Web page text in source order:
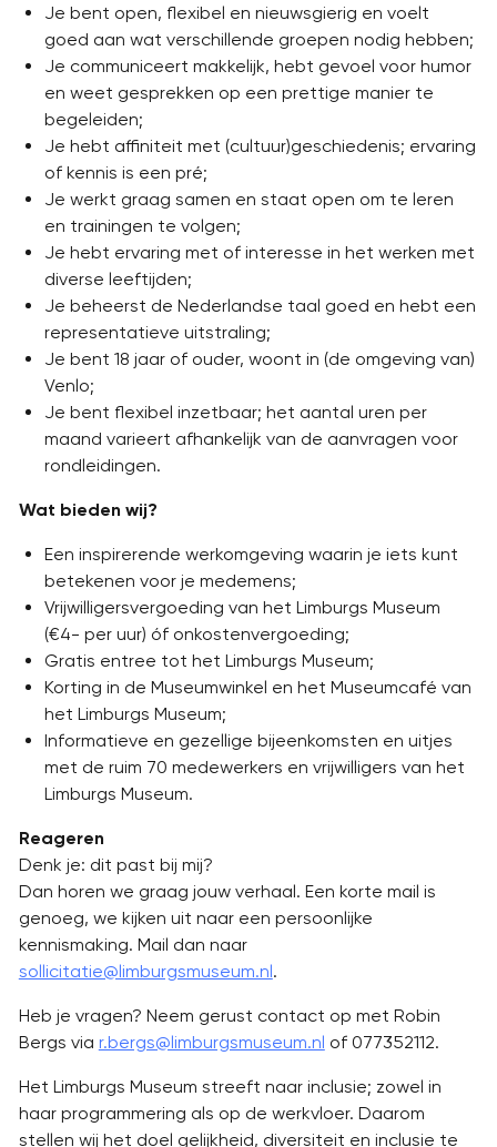
Je bent open, flexibel en nieuwsgierig en voelt
goed aan wat verschillende groepen nodig hebben;
Je communiceert makkelijk, hebt gevoel voor humor
en weet gesprekken op een prettige manier te
begeleiden;
Je hebt affiniteit met (cultuur)geschiedenis; ervaring
of kennis is een pré;
Je werkt graag samen en staat open om te leren
en trainingen te volgen;
Je hebt ervaring met of interesse in het werken met
diverse leeftijden;
Je beheerst de Nederlandse taal goed en hebt een
representatieve uitstraling;
Je bent 18 jaar of ouder, woont in (de omgeving van)
Venlo;
Je bent flexibel inzetbaar; het aantal uren per
maand varieert afhankelijk van de aanvragen voor
rondleidingen.
Wat bieden wij?
Een inspirerende werkomgeving waarin je iets kunt
betekenen voor je medemens;
Vrijwilligersvergoeding van het Limburgs Museum
(€4- per uur) óf onkostenvergoeding;
Gratis entree tot het Limburgs Museum;
Korting in de Museumwinkel en het Museumcafé van
het Limburgs Museum;
Informatieve en gezellige bijeenkomsten en uitjes
met de ruim 70 medewerkers en vrijwilligers van het
Limburgs Museum.
Reageren
Denk je: dit past bij mij?
Dan horen we graag jouw verhaal. Een korte mail is
genoeg, we kijken uit naar een persoonlijke
kennismaking. Mail dan naar
sollicitatie@limburgsmuseum.nl.
Heb je vragen? Neem gerust contact op met Robin
Bergs via r.bergs@limburgsmuseum.nl of 077352112.
Het Limburgs Museum streeft naar inclusie; zowel in
haar programmering als op de werkvloer. Daarom
stellen wij het doel gelijkheid, diversiteit en inclusie te